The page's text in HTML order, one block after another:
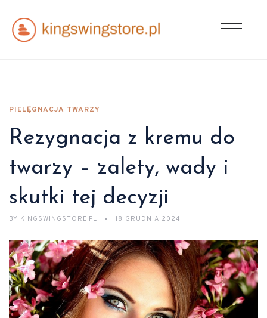
PIELĘGNACJA TWARZY
Rezygnacja z kremu do
twarzy – zalety, wady i
skutki tej decyzji
BY KINGSWINGSTORE.PL 18 GRUDNIA 2024